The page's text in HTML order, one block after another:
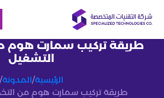
طريقة تركيب سمارت هوم
التشغيل
الرئيسية/المدونة/
طريقة تركيب سمارت هوم من